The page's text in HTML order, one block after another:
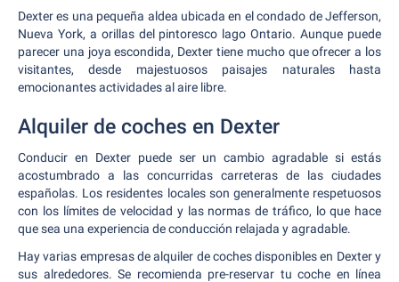
Dexter es una pequeña aldea ubicada en el condado de Jefferson,
Nueva York, a orillas del pintoresco lago Ontario. Aunque puede
parecer una joya escondida, Dexter tiene mucho que ofrecer a los
visitantes, desde majestuosos paisajes naturales hasta
emocionantes actividades al aire libre.
Alquiler de coches en Dexter
Conducir en Dexter puede ser un cambio agradable si estás
acostumbrado a las concurridas carreteras de las ciudades
españolas. Los residentes locales son generalmente respetuosos
con los límites de velocidad y las normas de tráfico, lo que hace
que sea una experiencia de conducción relajada y agradable.
Hay varias empresas de alquiler de coches disponibles en Dexter y
sus alrededores. Se recomienda pre-reservar tu coche en línea